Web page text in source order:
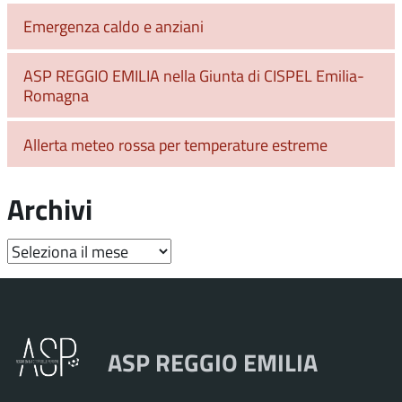
Emergenza caldo e anziani
ASP REGGIO EMILIA nella Giunta di CISPEL Emilia-
Romagna
Allerta meteo rossa per temperature estreme
Archivi
Archivi
ASP REGGIO EMILIA